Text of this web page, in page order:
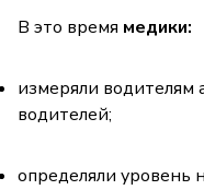
В это время медики:
измеряли водителям
водителей;
определяли уровень